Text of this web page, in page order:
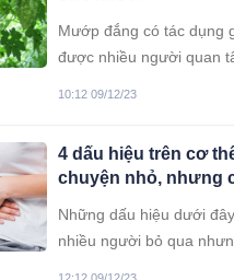
Mướp đắng có tác dụng
được nhiều người quan
10:12 09/12/23
4 dấu hiệu trên cơ
chuyện nhỏ, nhưng
thận trọng đi khám
Những dấu hiệu dưới
nhiều người bỏ qua